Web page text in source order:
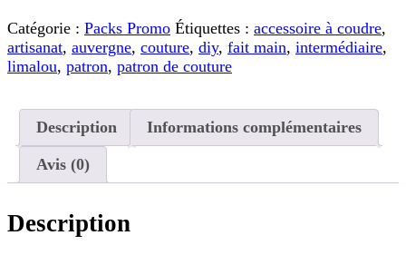
promo
-
Méline
papier
Catégorie : Packs Promo Étiquettes : accessoire à coudre,
artisanat, auvergne, couture, diy, fait main, intermédiaire,
limalou, patron, patron de couture
Description Informations complémentaires
Avis (0)
Description